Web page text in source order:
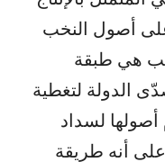
أصول النخب
هي طبقة
الدولة لتغطية
لسداد
أنه طريقة